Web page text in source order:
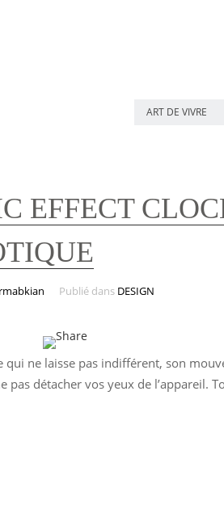
ART DE VIVRE
EFFECT
Publié dans DESIGN
qui ne laisse pas indifférent, son
pas détacher vos yeux de l’appareil.